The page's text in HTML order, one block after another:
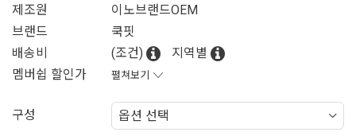
제조원
이노브랜드OEM
브랜드
쿡핏
배송비
(조건)
지역별
멤버쉽 할인가
펼쳐보기
구성